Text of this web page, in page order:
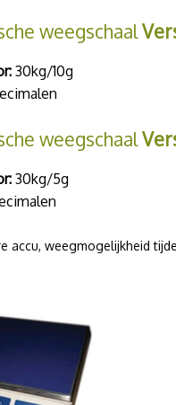
weegschaal
30kg/10g
weegschaal
30kg/5g
accu, weegmogelijkheid